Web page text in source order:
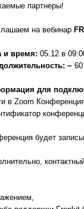
партнеры!
на вебинар
и время: 05.12 в
~
для
в Zoom
будет